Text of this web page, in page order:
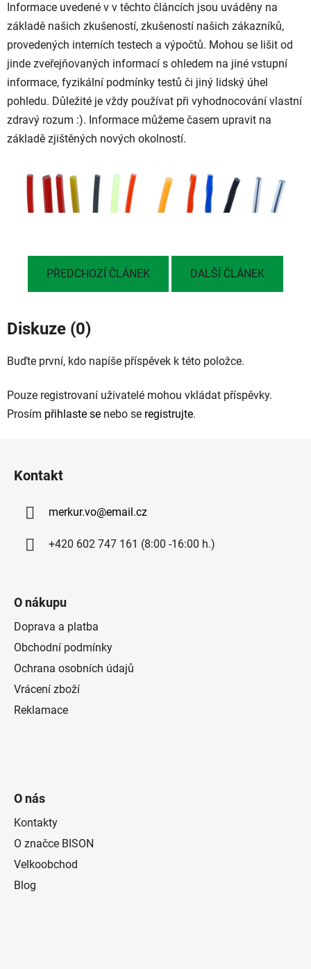
Informace uvedené v v těchto článcích jsou uváděny na
základě našich zkušeností, zkušeností našich zákazníků,
provedených interních testech a výpočtů. Mohou se lišit od
jinde zveřejňovaných informací s ohledem na jiné vstupní
informace, fyzikální podmínky testů či jiný lidský úhel
pohledu. Důležité je vždy používat při vyhodnocování vlastní
zdravý rozum :). Informace můžeme časem upravit na
základě zjištěných nových okolností.
PŘEDCHOZÍ ČLÁNEK DALŠÍ ČLÁNEK
Diskuze (0)
Buďte první, kdo napíše příspěvek k této položce.
Pouze registrovaní uživatelé mohou vkládat příspěvky.
Prosím přihlaste se nebo se registrujte.
Kontakt
merkur.vo@email.cz
+420 602 747 161 (8:00 -16:00 h.)
O nákupu
Doprava a platba
Obchodní podmínky
Ochrana osobních údajů
Vrácení zboží
Reklamace
O nás
Kontakty
O značce BISON
Velkoobchod
Blog